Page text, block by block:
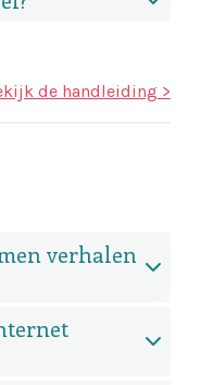
de handleiding >
verhalen